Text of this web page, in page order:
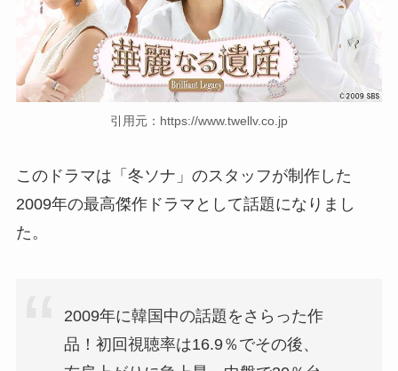
引用元：https://www.twellv.co.jp
このドラマは「冬ソナ」のスタッフが制作した
2009年の最高傑作ドラマとして話題になりまし
た。
2009年に韓国中の話題をさらった作
品！初回視聴率は16.9％でその後、